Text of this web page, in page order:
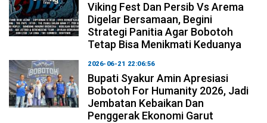
Viking Fest Dan Persib Vs Arema
Digelar Bersamaan, Begini
Strategi Panitia Agar Bobotoh
Tetap Bisa Menikmati Keduanya
2026-06-21 22:06:56
Bupati Syakur Amin Apresiasi
Bobotoh For Humanity 2026, Jadi
Jembatan Kebaikan Dan
Penggerak Ekonomi Garut